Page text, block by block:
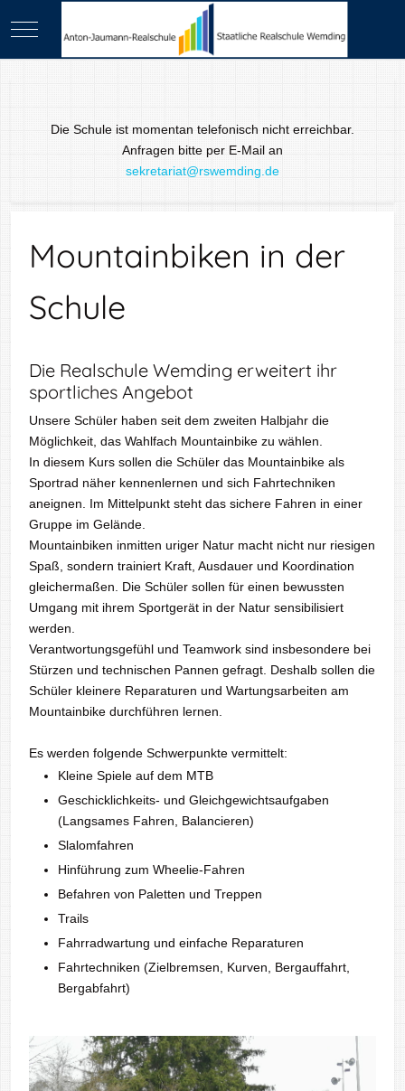
Mobile Menu Toggle
Die Schule ist momentan telefonisch nicht erreichbar.
Anfragen bitte per E-Mail an
sekretariat@rswemding.de
Mountainbiken in der
Schule
Die Realschule Wemding erweitert ihr
sportliches Angebot
Unsere Schüler haben seit dem zweiten Halbjahr die
Möglichkeit, das Wahlfach Mountainbike zu wählen.
In diesem Kurs sollen die Schüler das Mountainbike als
Sportrad näher kennenlernen und sich Fahrtechniken
aneignen. Im Mittelpunkt steht das sichere Fahren in einer
Gruppe im Gelände.
Mountainbiken inmitten uriger Natur macht nicht nur riesigen
Spaß, sondern trainiert Kraft, Ausdauer und Koordination
gleichermaßen. Die Schüler sollen für einen bewussten
Umgang mit ihrem Sportgerät in der Natur sensibilisiert
werden.
Verantwortungsgefühl und Teamwork sind insbesondere bei
Stürzen und technischen Pannen gefragt. Deshalb sollen die
Schüler kleinere Reparaturen und Wartungsarbeiten am
Mountainbike durchführen lernen.
Es werden folgende Schwerpunkte vermittelt:
Kleine Spiele auf dem MTB
Geschicklichkeits- und Gleichgewichtsaufgaben
(Langsames Fahren, Balancieren)
Slalomfahren
Hinführung zum Wheelie-Fahren
Befahren von Paletten und Treppen
Trails
Fahrradwartung und einfache Reparaturen
Fahrtechniken (Zielbremsen, Kurven, Bergauffahrt,
Bergabfahrt)